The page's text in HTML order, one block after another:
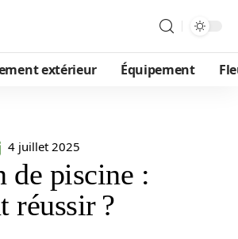
extérieur Équipement
4 juillet 2025
de piscine :
réussir ?